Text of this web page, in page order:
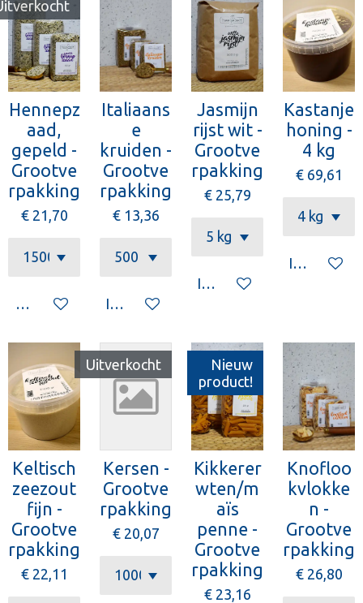
Hennepz
aad,
gepeld -
Grootve
rpakking
€ 21,70
Houd mij op de hoogte
Italiaans
e
kruiden -
Grootve
rpakking
€ 13,36
In winkelwagen
Jasmijn
rijst wit -
Grootve
rpakking
€ 25,79
In winkelwagen
Kastanje
honing -
4 kg
€ 69,61
In
Keltisch
zeezout
fijn -
Grootve
rpakking
€ 22,11
Uitverkocht
Kersen -
Grootve
rpakking
€ 20,07
Nieuw
product!
Kikkerer
wten/m
aïs
penne -
Grootve
rpakking
€ 23,16
Knofloo
kvlokke
n -
Grootve
rpakking
€ 26,80